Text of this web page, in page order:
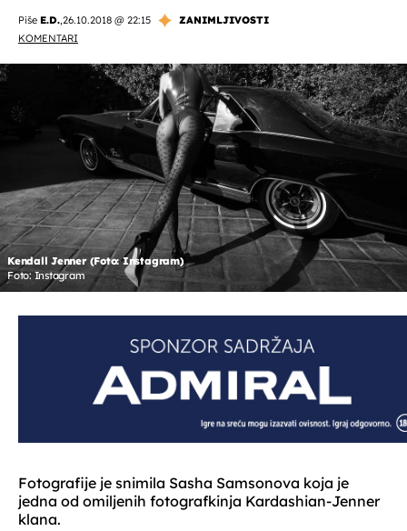
Piše E.D.,26.10.2018 @ 22:15
ZANIMLJIVOSTI
KOMENTARI
Kendall Jenner (Foto: Instagram)
Foto: Instagram
Fotografije je snimila Sasha Samsonova koja je
jedna od omiljenih fotografkinja Kardashian-Jenner
klana.
OMOGUĆI OBAVIJESTI